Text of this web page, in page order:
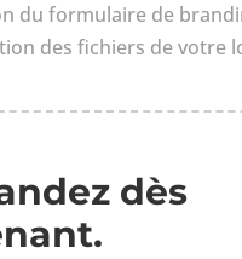
du formulaire de
des fichiers de votre
dès